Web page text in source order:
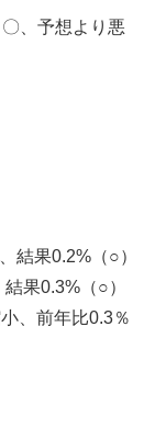
、予想より悪
結果0.2%（○）
果0.3%（○）
、前年比0.3％